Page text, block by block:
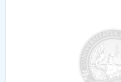
UPIT for the community
IOSUD/CSUD – PhD studies